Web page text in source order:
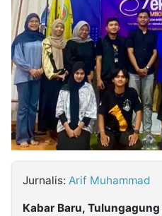
Insight
NTB
Suara
Time
Lens
IDN
Daily
Jogja
Jalan
Rakyat
Idealita
News
Kita
Notice
Dinamikapost.com
Radar
Baru
Seedbacklink
Follow
Kabarbaru
Jurnalis: Arif Muhammad
Kabar Baru, Tulungagung